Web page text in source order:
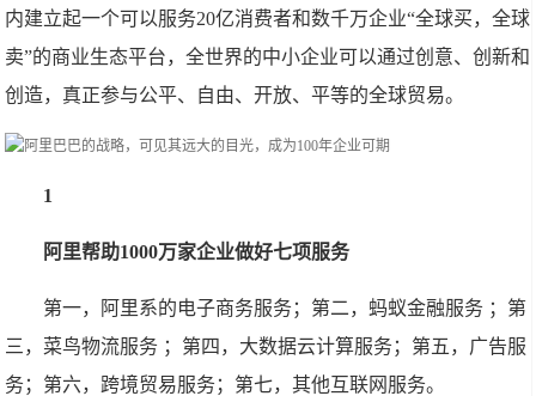
内建立起一个可以服务20亿消费者和数千万企业“全球买，全球
卖”的商业生态平台，全世界的中小企业可以通过创意、创新和
创造，真正参与公平、自由、开放、平等的全球贸易。
1
阿里帮助1000万家企业做好七项服务
第一，阿里系的电子商务服务；第二，蚂蚁金融服务 ；第
三，菜鸟物流服务 ；第四，大数据云计算服务；第五，广告服
务；第六，跨境贸易服务；第七，其他互联网服务。